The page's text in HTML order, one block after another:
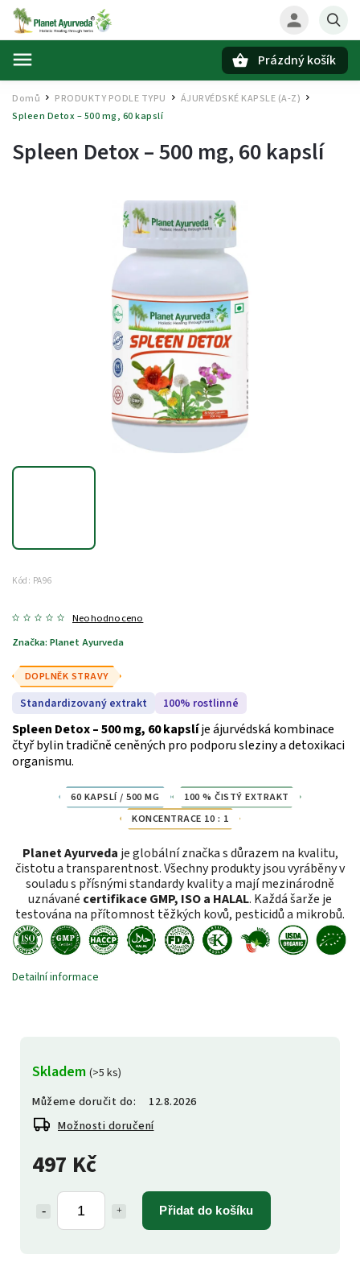
Prázdný košík
Domů / PRODUKTY PODLE TYPU ÁJURVÉDSKÉ KAPSLE (A-Z) /
Spleen Detox – 500 mg, 60 kapslí
Spleen Detox – 500 mg, 60 kapslí
Kód: PA96
Neohodnoceno
Značka: Planet Ayurveda
497 Kč
Přidat do košíku
Skladem (>5 ks)
Můžeme doručit do:
12.8.2026
Možnosti doručení
DOPLNĚK STRAVY
Standardizovaný extrakt 100% rostlinné
Spleen Detox – 500 mg, 60 kapslíje ájurvédská kombinace
čtyř bylin tradičně ceněných pro podporu sleziny a detoxikaci
organismu.
60 KAPSLÍ / 500 MG
100 % ČISTÝ EXTRAKT
KONCENTRACE 10 : 1
Planet Ayurveda je globální značka s důrazem na kvalitu,
čistotu a transparentnost. Všechny produkty jsou vyráběny v
souladu s přísnými standardy kvality a mají mezinárodně
uznávané certifikace GMP, ISO a HALAL. Každá šarže je
testována na přítomnost těžkých kovů, pesticidů a mikrobů.
Detailní informace